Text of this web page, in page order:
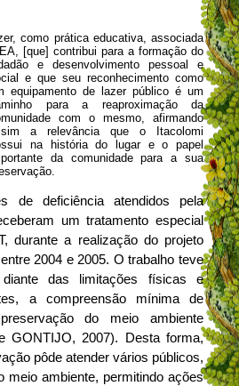
como prática educativa, associada
[que] contribui para a formação do
e desenvolvimento pessoal e
e que seu reconhecimento como
equipamento de lazer público é um
para a reaproximação da
com o mesmo, afirmando
a relevância que o Itacolomi
na história do lugar e o papel
da comunidade para a sua
de deficiência atendidos pela
um tratamento especial
durante a realização do projeto
2004 e 2005. O trabalho teve
das limitações físicas e
a compreensão mínima de
do meio ambiente
GONTIJO, 2007). Desta forma,
pôde atender vários públicos,
meio ambiente, permitindo ações